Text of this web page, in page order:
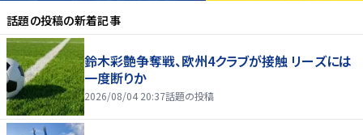
話題の投稿の新着記事
鈴木彩艶争奪戦、欧州4クラブが接触 リーズには
一度断りか
2026/08/04 20:37話題の投稿